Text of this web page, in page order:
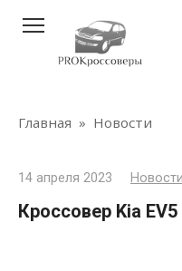
контенту
Главная » Новости
14 апреля 2023 Новости
Кроссовер Kia